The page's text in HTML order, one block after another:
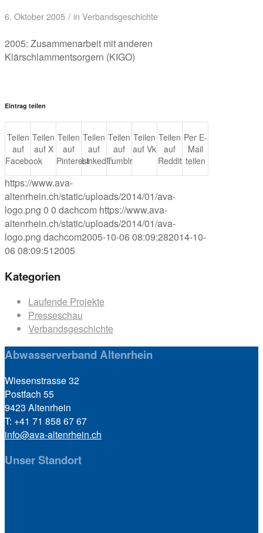
6. Oktober 2005 / in Verbandsgeschichte
2005: Zusammenarbeit mit anderen
Klärschlammentsorgern (KIGO)
Eintrag teilen
Teilen
auf
Facebook
Teilen
auf X
Teilen
auf
Pinterest
Teilen
auf
LinkedIn
Teilen
auf
Tumblr
Teilen
auf Vk
Teilen
auf
Reddit
Per E-
Mail
teilen
https://www.ava-
altenrhein.ch/static/uploads/2014/01/ava-
logo.png 0 0 dachcom https://www.ava-
altenrhein.ch/static/uploads/2014/01/ava-
logo.png dachcom2005-10-06 08:09:282014-10-
06 08:09:512005
Kategorien
Laufende Projekte
Presseschau
Verbandsgeschichte
Abwasserverband Altenrhein
Wiesenstrasse 32
Postfach 55
9423 Altenrhein
T: +41 71 858 67 67
info@ava-altenrhein.ch
Unser Standort